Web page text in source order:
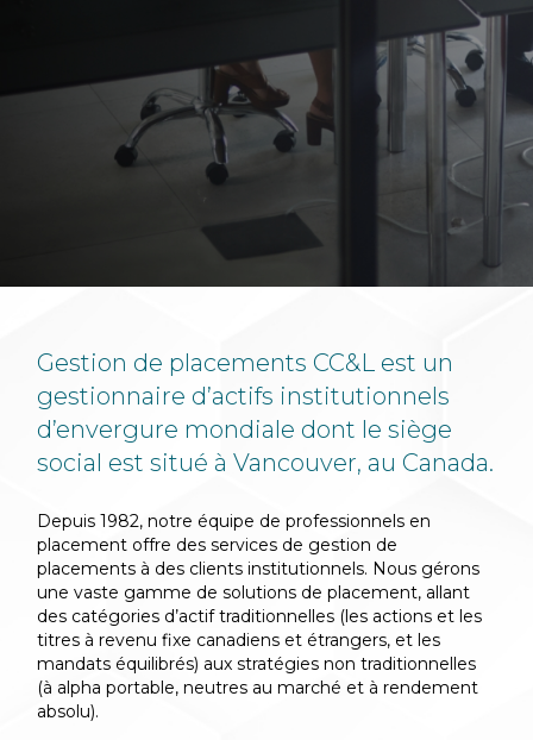
Gestion de placements CC&L est un
gestionnaire d’actifs institutionnels
d’envergure mondiale dont le siège
social est situé à Vancouver, au Canada.
Depuis 1982, notre équipe de professionnels en
placement offre des services de gestion de
placements à des clients institutionnels. Nous gérons
une vaste gamme de solutions de placement, allant
des catégories d’actif traditionnelles (les actions et les
titres à revenu fixe canadiens et étrangers, et les
mandats équilibrés) aux stratégies non traditionnelles
(à alpha portable, neutres au marché et à rendement
absolu).